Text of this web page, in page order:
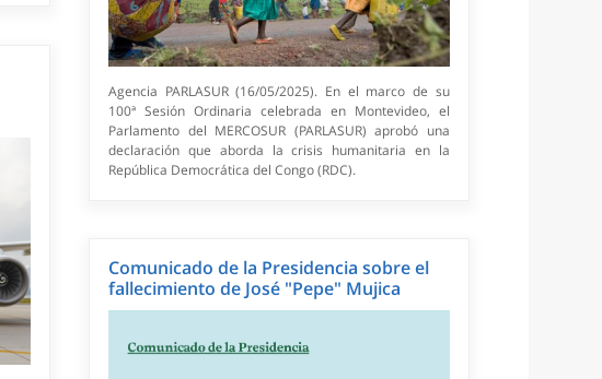
Agencia PARLASUR (16/05/2025). En el marco de su
100ª Sesión Ordinaria celebrada en Montevideo, el
Parlamento del MERCOSUR (PARLASUR) aprobó una
declaración que aborda la crisis humanitaria en la
República Democrática del Congo (RDC).
Comunicado de la Presidencia sobre el
fallecimiento de José "Pepe" Mujica